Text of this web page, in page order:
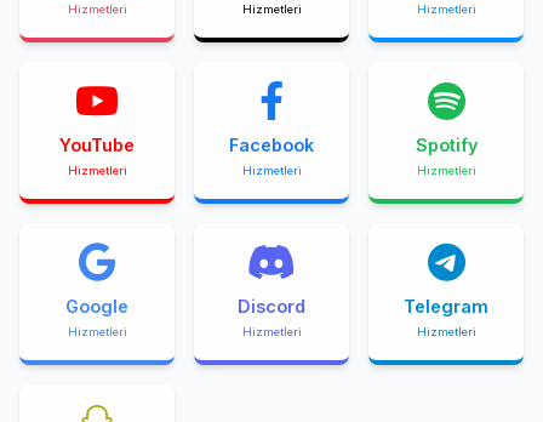
Hizmetleri Hizmetleri Hizmetleri
YouTube
Hizmetleri
Facebook
Hizmetleri
Spotify
Hizmetleri
Google
Hizmetleri
Discord
Hizmetleri
Telegram
Hizmetleri